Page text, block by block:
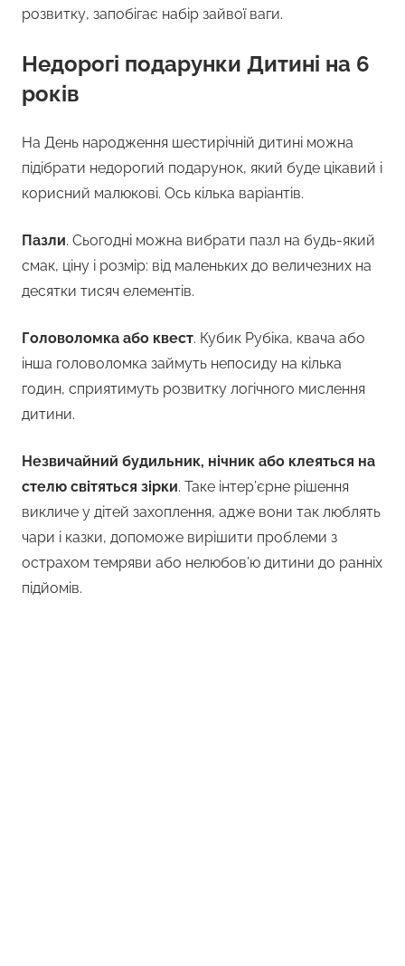
розвитку, запобігає набір зайвої ваги.
Недорогі подарунки Дитині на 6
років
На День народження шестирічній дитині можна
підібрати недорогий подарунок, який буде цікавий і
корисний малюкові. Ось кілька варіантів.
Пазли. Сьогодні можна вибрати пазл на будь-який
смак, ціну і розмір: від маленьких до величезних на
десятки тисяч елементів.
Головоломка або квест. Кубик Рубіка, квача або
інша головоломка займуть непосиду на кілька
годин, сприятимуть розвитку логічного мислення
дитини.
Незвичайний будильник, нічник або клеяться на
стелю світяться зірки. Таке інтер’єрне рішення
викличе у дітей захоплення, адже вони так люблять
чари і казки, допоможе вирішити проблеми з
острахом темряви або нелюбов’ю дитини до ранніх
підйомів.